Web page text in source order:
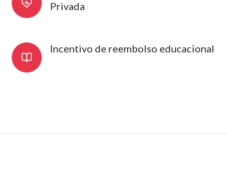
Privada
Incentivo de reembolso educacional